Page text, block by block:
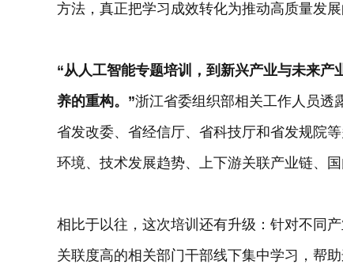
方法，真正把学习成效转化为推动高质量发展
“从人工智能专题培训，到新兴产业与未来
养的重构。”浙江省委组织部相关工作人员透
省发改委、省经信厅、省科技厅和省发规院
环境、技术发展趋势、上下游关联产业链、
相比于以往，这次培训还有升级：针对不同
关联度高的相关部门干部线下集中学习，帮